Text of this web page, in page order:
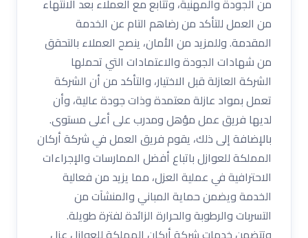
من الجودة والمهنية، وتتابع مع العملاء بعد الانتهاء
من العمل للتأكد من رضاهم التام عن الخدمة
المقدمة. وللمزيد من الأمان، ينصح العملاء بالتحقق
من شهادات الجودة والاعتمادات التي تحملها
الشركة العازلة قبل الاختيار، والتأكد من أن الشركة
تعمل بمواد عازلة معتمدة وذات جودة عالية، وأن
لديها فريق عمل مؤهل ومدرب على أعلى مستوى.
بالإضافة إلى ذلك، يقوم فريق العمل في شركة أركان
المملكة للعوازل باتباع أفضل الممارسات والإجراءات
الاحترافية في عملية العزل، مما يزيد من فعالية
الخدمة ويضمن حماية المباني والمنشآت من
التسربات والرطوبة والحرارة الزائدة لفترة طويلة.